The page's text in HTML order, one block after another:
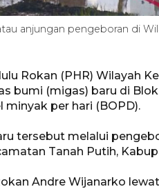
anjungan pengeboran di
Rokan (PHR) Wilayah
bumi (migas) baru di
per hari (BOPD).
tersebut melalui
Tanah Putih,
Andre Wijanarko